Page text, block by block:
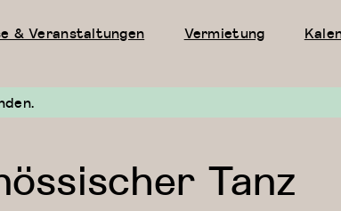
& Veranstaltungen Vermietung
Tanz